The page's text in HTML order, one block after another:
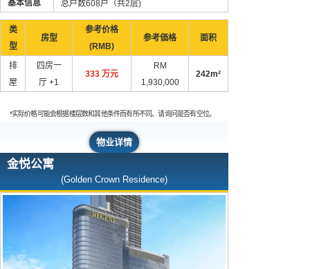
基本信息
总户数608户（共2层)
类
型
房型
参考价格
(RMB)
参考価格 面积
排
屋
四房一
厅 +1
333 万元
RM
1,930,000
242m²
*实际价格可能会根据楼层数和其他条件而有所不同。请询问是否有空位。
物业详情
金悦公寓
(Golden Crown Residence)